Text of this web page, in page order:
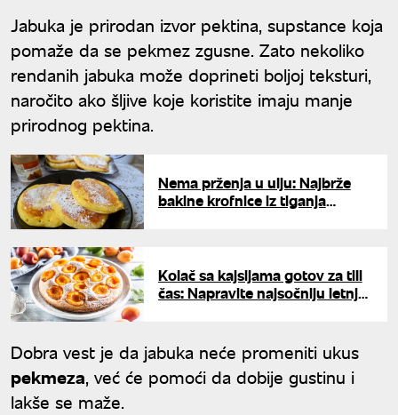
Jabuka je prirodan izvor pektina, supstance koja
pomaže da se pekmez zgusne. Zato nekoliko
rendanih jabuka može doprineti boljoj teksturi,
naročito ako šljive koje koristite imaju manje
prirodnog pektina.
Nema prženja u ulju: Najbrže
bakine krofnice iz tiganja
Kolač sa kajsijama gotov za tili
čas: Napravite najsočniju letnju
Dobra vest je da jabuka neće promeniti ukus
pekmeza, već će pomoći da dobije gustinu i
lakše se maže.